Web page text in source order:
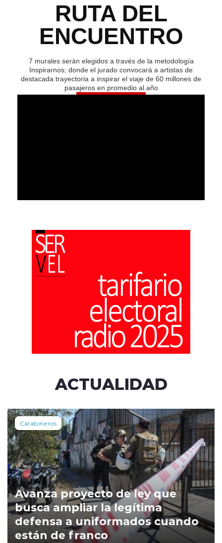
RUTA DEL
ENCUENTRO
7 murales serán elegidos a través de la metodología
Inspirarnos; donde el jurado convocará a artistas de
destacada trayectoria a inspirar el viaje de 60 millones de
pasajeros en promedio al año
ACTUALIDAD
Carabineros
Avanza proyecto de ley que
busca ampliar la legítima
defensa a uniformados cuando
están de franco